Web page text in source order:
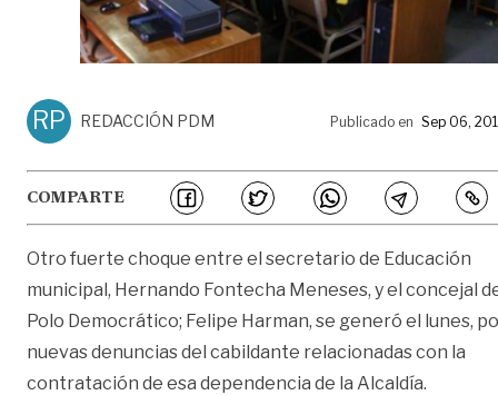
RP REDACCIÓN PDM Publicado en Sep 06,
COMPARTE
Otro fuerte choque entre el secretario de Educación
municipal, Hernando Fontecha Meneses, y el concejal
Polo Democrático; Felipe Harman, se generó el lunes,
nuevas denuncias del cabildante relacionadas con la
contratación de esa dependencia de la Alcaldía.